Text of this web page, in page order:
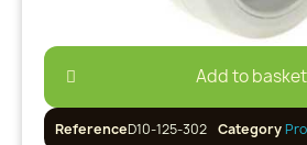
Add to basket
ReferenceD10-125-302 Category